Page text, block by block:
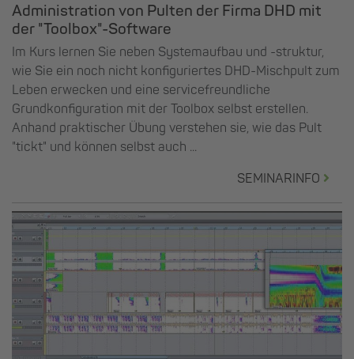
Administration von Pulten der Firma DHD mit
der "Toolbox"-Software
Im Kurs lernen Sie neben Systemaufbau und -struktur,
wie Sie ein noch nicht konfiguriertes DHD-Mischpult zum
Leben erwecken und eine servicefreundliche
Grundkonfiguration mit der Toolbox selbst erstellen.
Anhand praktischer Übung verstehen sie, wie das Pult
"tickt" und können selbst auch ...
SEMINARINFO